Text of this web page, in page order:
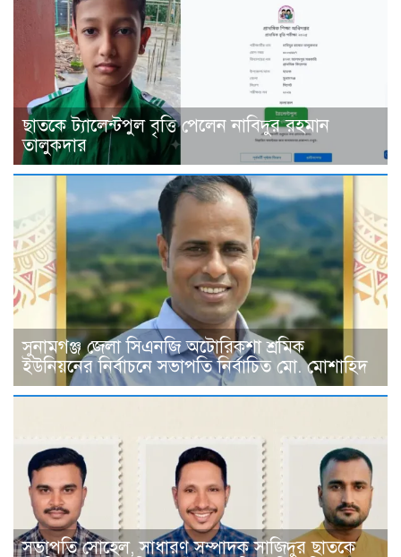
ছাতকে ট্যালেন্টপুল বৃত্তি পেলেন নাবিদুর রহমান
তালুকদার
সুনামগঞ্জ জেলা সিএনজি অটোরিকশা শ্রমিক
ইউনিয়নের নির্বাচনে সভাপতি নির্বাচিত মো. মোশাহিদ
সভাপতি সোহেল, সাধারণ সম্পাদক সাজিদুর ছাতকে